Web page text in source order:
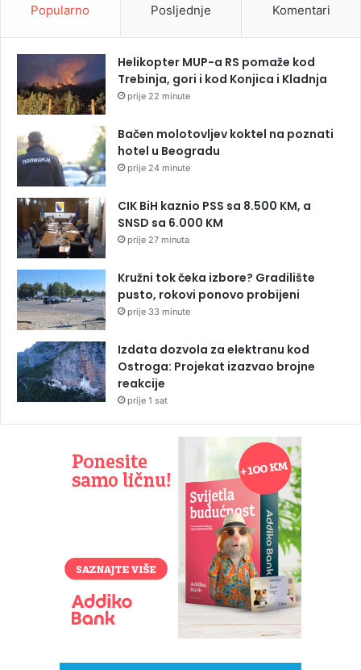
Popularno Posljednje Komentari
Helikopter MUP-a RS pomaže kod
Trebinja, gori i kod Konjica i Kladnja
prije 22 minute
Bačen molotovljev koktel na poznati
hotel u Beogradu
prije 24 minute
CIK BiH kaznio PSS sa 8.500 KM, a
SNSD sa 6.000 KM
prije 27 minuta
Kružni tok čeka izbore? Gradilište
pusto, rokovi ponovo probijeni
prije 33 minute
Izdata dozvola za elektranu kod
Ostroga: Projekat izazvao brojne
reakcije
prije 1 sat